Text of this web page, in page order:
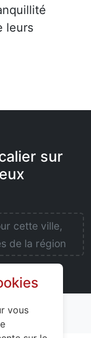
leurs
sur
cette ville,
de la région
vous